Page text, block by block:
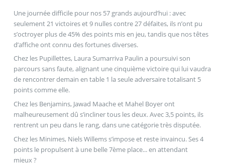
Une journée difficile pour nos 57 grands aujourd’hui : avec
seulement 21 victoires et 9 nulles contre 27 défaites, ils n’ont pu
s’octroyer plus de 45% des points mis en jeu, tandis que nos têtes
d’affiche ont connu des fortunes diverses.
Chez les Pupillettes, Laura Sumarriva Paulin a poursuivi son
parcours sans faute, alignant une cinquième victoire qui lui vaudra
de rencontrer demain en table 1 la seule adversaire totalisant 5
points comme elle.
Chez les Benjamins, Jawad Maache et Mahel Boyer ont
malheureusement dû s’incliner tous les deux. Avec 3,5 points, ils
rentrent un peu dans le rang, dans une catégorie très disputée.
Chez les Minimes, Niels Willems s’impose et reste invaincu. Ses 4
points le propulsent à une belle 7ème place... en attendant
mieux ?